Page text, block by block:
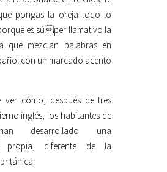
pongas la oreja todo lo
es súper llamativo la
que mezclan palabras en
con un marcado acento
ver cómo, después de tres
inglés, los habitantes de
desarrollado una
propia, diferente de la